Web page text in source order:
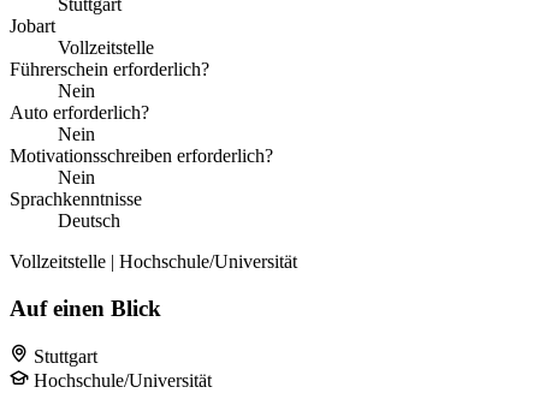
Stuttgart
Jobart
Vollzeitstelle
Führerschein erforderlich?
Nein
Auto erforderlich?
Nein
Motivationsschreiben erforderlich?
Nein
Sprachkenntnisse
Deutsch
Vollzeitstelle | Hochschule/Universität
Auf einen Blick
Stuttgart
Hochschule/Universität